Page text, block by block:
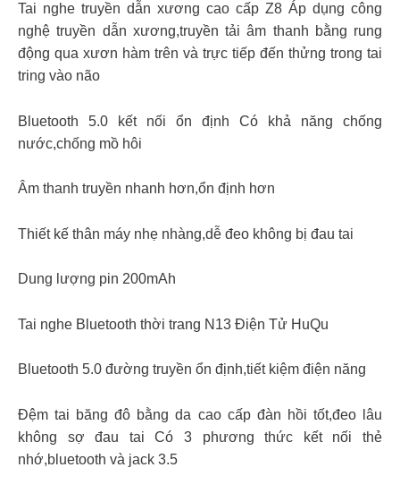
Tai nghe truyền dẫn xương cao cấp Z8 Áp dụng công
nghệ truyền dẫn xương,truyền tải âm thanh bằng rung
động qua xươn hàm trên và trực tiếp đến thửng trong tai
tring vào não
Bluetooth 5.0 kết nối ổn định Có khả năng chống
nước,chống mồ hôi
Âm thanh truyền nhanh hơn,ổn định hơn
Thiết kế thân máy nhẹ nhàng,dễ đeo không bị đau tai
Dung lượng pin 200mAh
Tai nghe Bluetooth thời trang N13 Điện Tử HuQu
Bluetooth 5.0 đường truyền ổn định,tiết kiệm điện năng
Đệm tai băng đô bằng da cao cấp đàn hồi tốt,đeo lâu
không sợ đau tai Có 3 phương thức kết nối thẻ
nhớ,bluetooth và jack 3.5